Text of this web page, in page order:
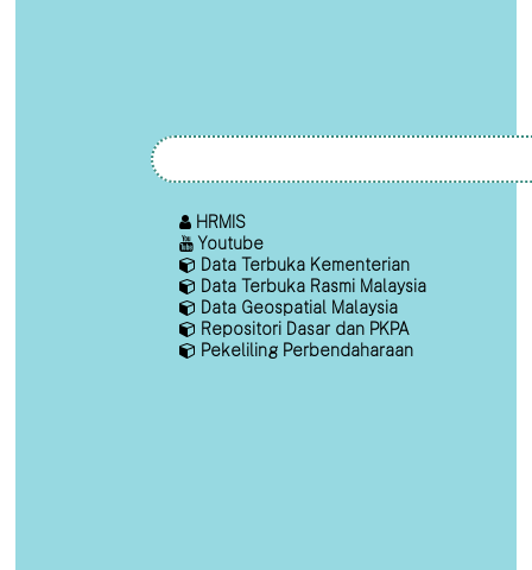
HRMIS
Youtube
Data Terbuka Kementerian
Data Terbuka Rasmi Malaysia
Data Geospatial Malaysia
Repositori Dasar dan PKPA
Pekeliling Perbendaharaan